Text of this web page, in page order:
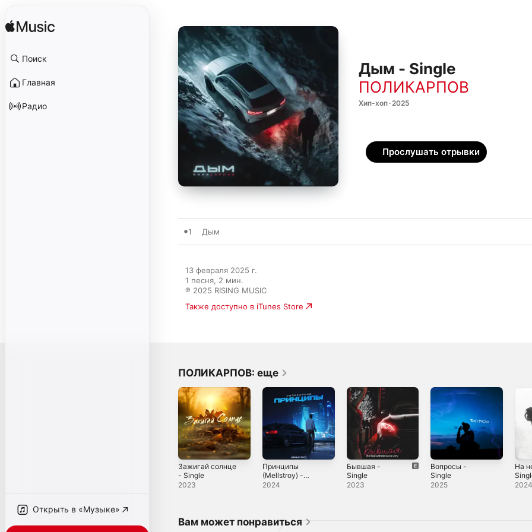
Поиск
Главная
Радио
Открыть в «Музыке»
Дым - Single
ПОЛИКАРПОВ
Хип-хоп · 2025
Прослушать отрывки
1 Дым
13 февраля 2025 г.
1 песня, 2 мин.
℗ 2025 RISING MUSIC
Также доступно в iTunes Store
ПОЛИКАРПОВ: еще
Зажигай солнце
- Single
2023
Принципы
(Mellstroy) -
Single
2024
Бывшая -
Single
2023
Вопросы -
Single
2025
На
Вам может понравиться